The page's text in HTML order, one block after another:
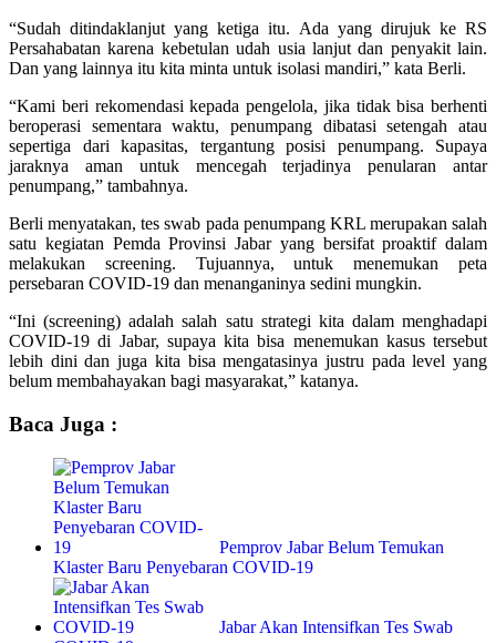
“Sudah ditindaklanjut yang ketiga itu. Ada yang dirujuk ke RS
Persahabatan karena kebetulan udah usia lanjut dan penyakit lain.
Dan yang lainnya itu kita minta untuk isolasi mandiri,” kata Berli.
“Kami beri rekomendasi kepada pengelola, jika tidak bisa berhenti
beroperasi sementara waktu, penumpang dibatasi setengah atau
sepertiga dari kapasitas, tergantung posisi penumpang. Supaya
jaraknya aman untuk mencegah terjadinya penularan antar
penumpang,” tambahnya.
Berli menyatakan, tes swab pada penumpang KRL merupakan salah
satu kegiatan Pemda Provinsi Jabar yang bersifat proaktif dalam
melakukan screening. Tujuannya, untuk menemukan peta
persebaran COVID-19 dan menanganinya sedini mungkin.
“Ini (screening) adalah salah satu strategi kita dalam menghadapi
COVID-19 di Jabar, supaya kita bisa menemukan kasus tersebut
lebih dini dan juga kita bisa mengatasinya justru pada level yang
belum membahayakan bagi masyarakat,” katanya.
Baca Juga :
Pemprov Jabar Belum Temukan
Klaster Baru Penyebaran COVID-19
Jabar Akan Intensifkan Tes Swab